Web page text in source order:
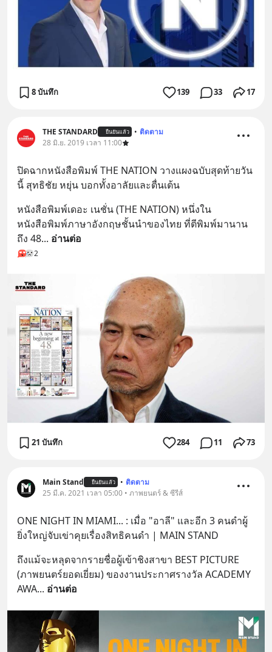
8 บันทึก 139 33 17
THE STANDARD ยืนยันแล้ว • ติดตาม
28 มิ.ย. 2019 เวลา 11:00
ปิดฉากหนังสือพิมพ์ THE NATION วางแผงฉบับสุดท้ายวัน
นี้ สุทธิชัย หยุ่น บอกทั้งอาลัยและตื่นเต้น
หนังสือพิมพ์เดอะ เนชั่น (THE NATION) หนึ่งใน
หนังสือพิมพ์ภาษาอังกฤษชั้นนำของไทย ที่ตีพิมพ์มานาน
ถึง 48... อ่านต่อ
2
21 บันทึก 284 11 73
Main Stand ยืนยันแล้ว • ติดตาม
25 มี.ค. 2021 เวลา 05:00 • ภาพยนตร์ & ซีรีส์
ONE NIGHT IN MIAMI... : เมื่อ "อาลี" และอีก 3 คนดำผู้
ยิ่งใหญ่จับเข่าคุยเรื่องสิทธิคนดำ | MAIN STAND
ถึงแม้จะหลุดจากรายชื่อผู้เข้าชิงสาขา BEST PICTURE
(ภาพยนตร์ยอดเยี่ยม) ของงานประกาศรางวัล ACADEMY
AWA... อ่านต่อ